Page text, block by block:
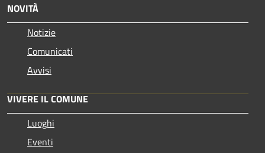
NOVITÀ
Notizie
Comunicati
Avvisi
VIVERE IL COMUNE
Luoghi
Eventi